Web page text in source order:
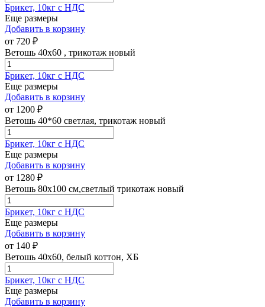
Брикет, 10кг с НДС
Еще размеры
Добавить в корзину
от 720 ₽
Ветошь 40х60 , трикотаж новый
Брикет, 10кг с НДС
Еще размеры
Добавить в корзину
от 1200 ₽
Ветошь 40*60 светлая, трикотаж новый
Брикет, 10кг с НДС
Еще размеры
Добавить в корзину
от 1280 ₽
Ветошь 80х100 см,светлый трикотаж новый
Брикет, 10кг с НДС
Еще размеры
Добавить в корзину
от 140 ₽
Ветошь 40х60, белый коттон, ХБ
Брикет, 10кг с НДС
Еще размеры
Добавить в корзину